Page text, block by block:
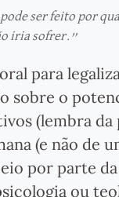
ser feito por
iria sofrer.”
para
sobre o
(lembra
(e não
por parte
ou